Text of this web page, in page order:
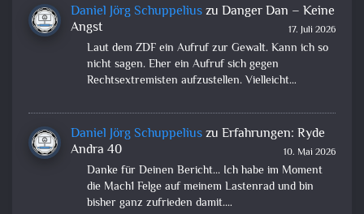
Daniel Jörg Schuppeliuszu Danger Dan – Keine
Angst
17. Juli 2026
Laut dem ZDF ein Aufruf zur Gewalt. Kann ich so
nicht sagen. Eher ein Aufruf sich gegen
Rechtsextremisten aufzustellen. Vielleicht…
Daniel Jörg Schuppeliuszu Erfahrungen: Ryde
Andra 40
10. Mai 2026
Danke für Deinen Bericht... Ich habe im Moment
die Mach1 Felge auf meinem Lastenrad und bin
bisher ganz zufrieden damit.…